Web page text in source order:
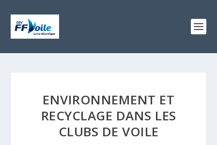
ENVIRONNEMENT ET
RECYCLAGE DANS LES
CLUBS DE VOILE